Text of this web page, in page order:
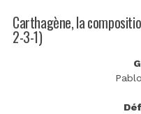
Carthagène, la
2-3-1)